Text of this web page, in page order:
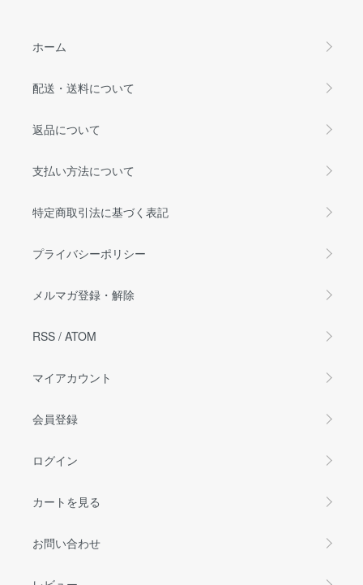
ホーム
配送・送料について
返品について
支払い方法について
特定商取引法に基づく表記
プライバシーポリシー
メルマガ登録・解除
RSS / ATOM
マイアカウント
会員登録
ログイン
カートを見る
お問い合わせ